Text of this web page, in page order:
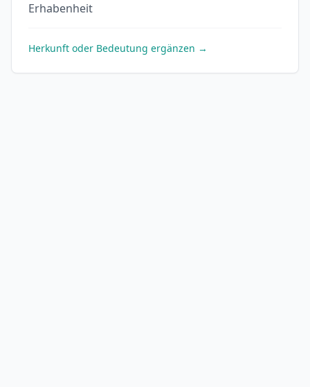
Erhabenheit
Herkunft oder Bedeutung ergänzen →